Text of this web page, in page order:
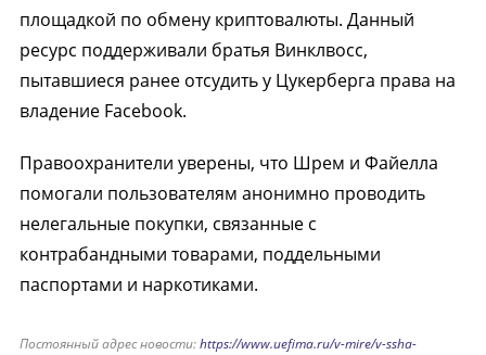
площадкой по обмену криптовалюты. Данный
ресурс поддерживали братья Винклвосс,
пытавшиеся ранее отсудить у Цукерберга права на
владение Facebook.
Правоохранители уверены, что Шрем и Файелла
помогали пользователям анонимно проводить
нелегальные покупки, связанные с
контрабандными товарами, поддельными
паспортами и наркотиками.
Постоянный адрес новости:https://www.uefima.ru/v-mire/v-ssha-